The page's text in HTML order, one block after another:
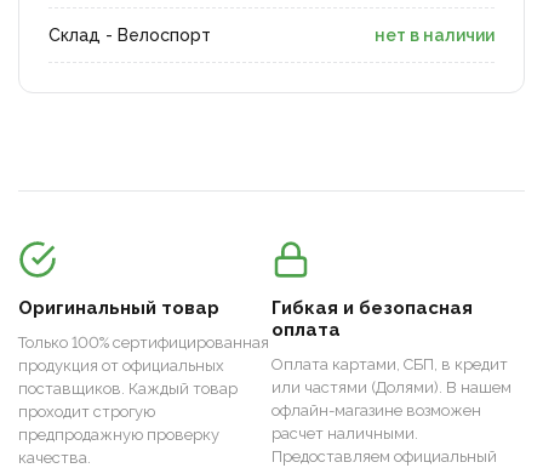
Склад - Велоспорт нет в наличии
Оригинальный товар
Только 100% сертифицированная
продукция от официальных
поставщиков. Каждый товар
проходит строгую
предпродажную проверку
качества.
Гибкая и безопасная
оплата
Оплата картами, СБП, в кредит
или частями (Долями). В нашем
офлайн-магазине возможен
расчет наличными.
Предоставляем официальный